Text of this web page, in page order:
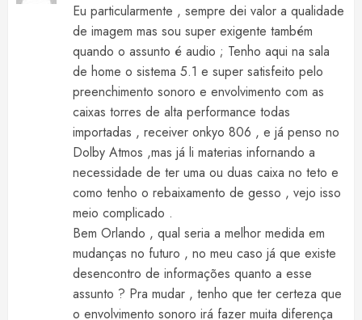
Eu particularmente , sempre dei valor a qualidade
de imagem mas sou super exigente também
quando o assunto é audio ; Tenho aqui na sala
de home o sistema 5.1 e super satisfeito pelo
preenchimento sonoro e envolvimento com as
caixas torres de alta performance todas
importadas , receiver onkyo 806 , e já penso no
Dolby Atmos ,mas já li materias infornando a
necessidade de ter uma ou duas caixa no teto e
como tenho o rebaixamento de gesso , vejo isso
meio complicado .
Bem Orlando , qual seria a melhor medida em
mudanças no futuro , no meu caso já que existe
desencontro de informações quanto a esse
assunto ? Pra mudar , tenho que ter certeza que
o envolvimento sonoro irá fazer muita diferença